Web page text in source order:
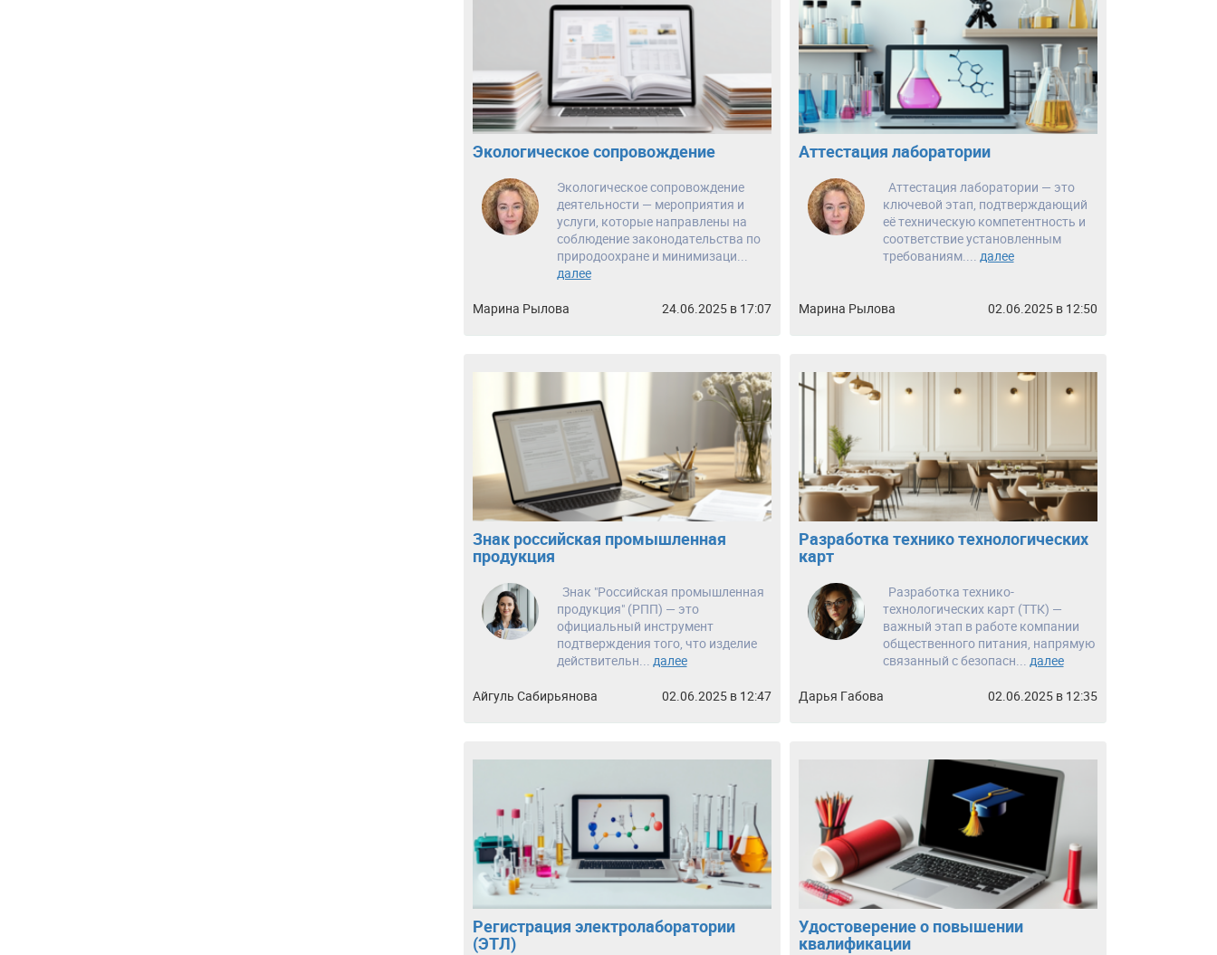
Экологическое сопровождение
Экологическое сопровождение
деятельности — мероприятия и
услуги, которые направлены на
соблюдение законодательства по
природоохране и минимизаци...
далее
Марина Рылова 24.06.2025 в 17:07
Аттестация лаборатории
Аттестация лаборатории — это
ключевой этап, подтверждающий
её техническую компетентность и
соответствие установленным
требованиям.... далее
Марина Рылова 02.06.2025 в 12:50
Знак российская промышленная
продукция
Знак "Российская промышленная
продукция" (РПП) — это
официальный инструмент
подтверждения того, что изделие
действительн... далее
Айгуль Сабирьянова 02.06.2025 в 12:47
Разработка технико технологических
карт
Разработка технико-
технологических карт (ТТК) —
важный этап в работе компании
общественного питания, напрямую
связанный с безопасн... далее
Дарья Габова 02.06.2025 в 12:35
Регистрация электролаборатории
(ЭТЛ)
Удостоверение о повышении
квалификации